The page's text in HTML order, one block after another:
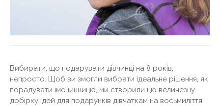
Вибирати, що подарувати дівчинці на 8 років,
непросто. Щоб ви змогли вибрати ідеальне рішення, як
порадувати іменинницю, ми створили цю величезну
добірку ідей для подарунків дівчаткам на восьмиліття.